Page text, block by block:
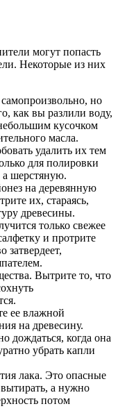
могут попасть
Некоторые из них
но
как вы разлили воду,
кусочком
масла.
удалить их тем
для полировки
а шерстяную.
на деревянную
их, стараясь,
древесины.
только свежее
и протрите
затвердеет,
Вытрите то, что
ее влажной
на древесину.
дождаться, когда она
убрать капли
лака. Это опасные
а нужно
потом